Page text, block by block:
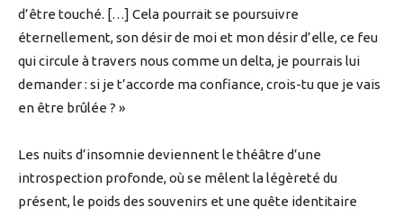
d’être touché. […] Cela pourrait se poursuivre
éternellement, son désir de moi et mon désir d’elle, ce feu
qui circule à travers nous comme un delta, je pourrais lui
demander : si je t’accorde ma confiance, crois-tu que je vais
en être brûlée ? »
Les nuits d’insomnie deviennent le théâtre d’une
introspection profonde, où se mêlent la légèreté du
présent, le poids des souvenirs et une quête identitaire